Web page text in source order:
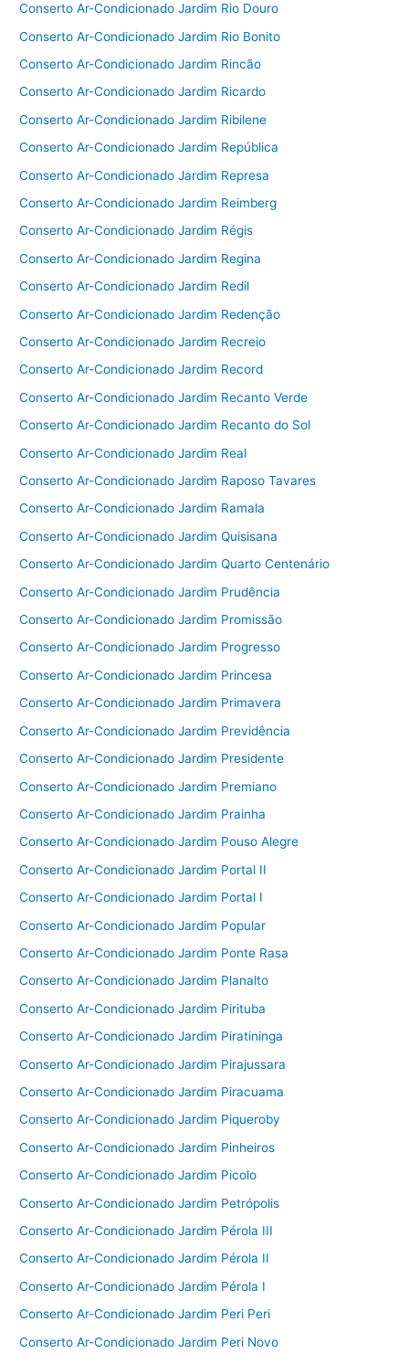
Conserto Ar-Condicionado Jardim Rio Douro
Conserto Ar-Condicionado Jardim Rio Bonito
Conserto Ar-Condicionado Jardim Rincão
Conserto Ar-Condicionado Jardim Ricardo
Conserto Ar-Condicionado Jardim Ribilene
Conserto Ar-Condicionado Jardim República
Conserto Ar-Condicionado Jardim Represa
Conserto Ar-Condicionado Jardim Reimberg
Conserto Ar-Condicionado Jardim Régis
Conserto Ar-Condicionado Jardim Regina
Conserto Ar-Condicionado Jardim Redil
Conserto Ar-Condicionado Jardim Redenção
Conserto Ar-Condicionado Jardim Recreio
Conserto Ar-Condicionado Jardim Record
Conserto Ar-Condicionado Jardim Recanto Verde
Conserto Ar-Condicionado Jardim Recanto do Sol
Conserto Ar-Condicionado Jardim Real
Conserto Ar-Condicionado Jardim Raposo Tavares
Conserto Ar-Condicionado Jardim Ramala
Conserto Ar-Condicionado Jardim Quisisana
Conserto Ar-Condicionado Jardim Quarto Centenário
Conserto Ar-Condicionado Jardim Prudência
Conserto Ar-Condicionado Jardim Promissão
Conserto Ar-Condicionado Jardim Progresso
Conserto Ar-Condicionado Jardim Princesa
Conserto Ar-Condicionado Jardim Primavera
Conserto Ar-Condicionado Jardim Previdência
Conserto Ar-Condicionado Jardim Presidente
Conserto Ar-Condicionado Jardim Premiano
Conserto Ar-Condicionado Jardim Prainha
Conserto Ar-Condicionado Jardim Pouso Alegre
Conserto Ar-Condicionado Jardim Portal II
Conserto Ar-Condicionado Jardim Portal I
Conserto Ar-Condicionado Jardim Popular
Conserto Ar-Condicionado Jardim Ponte Rasa
Conserto Ar-Condicionado Jardim Planalto
Conserto Ar-Condicionado Jardim Pirituba
Conserto Ar-Condicionado Jardim Piratininga
Conserto Ar-Condicionado Jardim Pirajussara
Conserto Ar-Condicionado Jardim Piracuama
Conserto Ar-Condicionado Jardim Piqueroby
Conserto Ar-Condicionado Jardim Pinheiros
Conserto Ar-Condicionado Jardim Picolo
Conserto Ar-Condicionado Jardim Petrópolis
Conserto Ar-Condicionado Jardim Pérola III
Conserto Ar-Condicionado Jardim Pérola II
Conserto Ar-Condicionado Jardim Pérola I
Conserto Ar-Condicionado Jardim Peri Peri
Conserto Ar-Condicionado Jardim Peri Novo